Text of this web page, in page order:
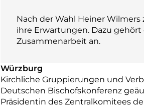
Nach der Wahl Heiner
ihre Erwartungen. Dazu
Zusammenarbeit an.
Würzburg
Kirchliche Gruppierungen und
Deutschen Bischofskonferenz
Präsidentin des Zentralkomitees